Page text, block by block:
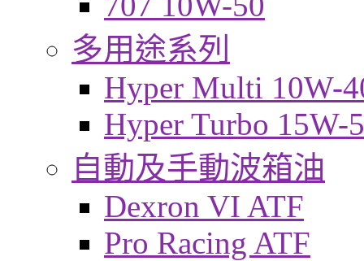
多用途系列
Hyper Multi 10W-
Hyper Turbo 15W-
自動及手動波箱油
Dexron VI ATF
Pro Racing ATF